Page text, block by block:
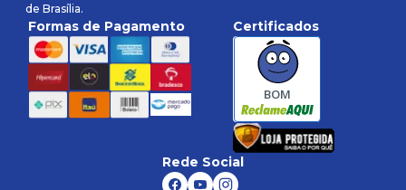
de Brasília.
Formas de Pagamento Certificados
BOM
Rede Social